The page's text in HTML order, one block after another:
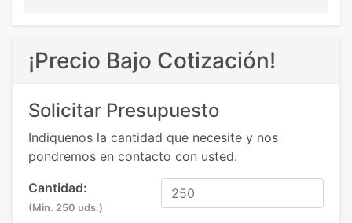
¡Precio Bajo Cotización!
Solicitar Presupuesto
Indiquenos la cantidad que necesite y nos
pondremos en contacto con usted.
Cantidad:
(Min. 250 uds.)